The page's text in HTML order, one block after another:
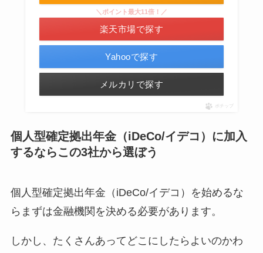
＼ポイント最大11倍！／
楽天市場で探す
Yahooで探す
メルカリで探す
ポチップ
個人型確定拠出年金（iDeCo/イデコ）に加入
するならこの3社から選ぼう
個人型確定拠出年金（iDeCo/イデコ）を始めるな
らまずは金融機関を決める必要があります。
しかし、たくさんあってどこにしたらよいのかわ